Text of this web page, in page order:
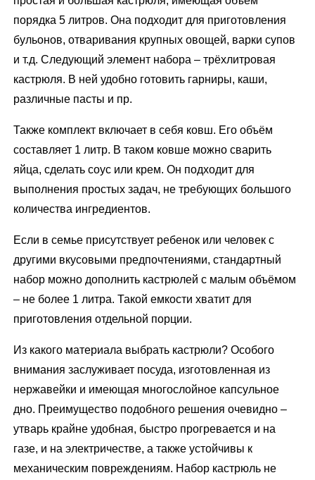
порядка 5 литров. Она подходит для приготовления
бульонов, отваривания крупных овощей, варки супов
и т.д. Следующий элемент набора – трёхлитровая
кастрюля. В ней удобно готовить гарниры, каши,
различные пасты и пр.
Также комплект включает в себя ковш. Его объём
составляет 1 литр. В таком ковше можно сварить
яйца, сделать соус или крем. Он подходит для
выполнения простых задач, не требующих большого
количества ингредиентов.
Если в семье присутствует ребенок или человек с
другими вкусовыми предпочтениями, стандартный
набор можно дополнить кастрюлей с малым объёмом
– не более 1 литра. Такой емкости хватит для
приготовления отдельной порции.
Из какого материала выбрать кастрюли? Особого
внимания заслуживает посуда, изготовленная из
нержавейки и имеющая многослойное капсульное
дно. Преимущество подобного решения очевидно –
утварь крайне удобная, быстро прогревается и на
газе, и на электричестве, а также устойчивы к
механическим повреждениям. Набор кастрюль не